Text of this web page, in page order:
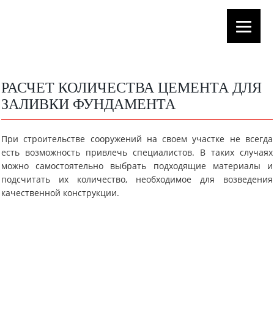
РАСЧЕТ КОЛИЧЕСТВА ЦЕМЕНТА ДЛЯ
ЗАЛИВКИ ФУНДАМЕНТА
При строительстве сооружений на своем участке не всегда
есть возможность привлечь специалистов. В таких случаях
можно самостоятельно выбрать подходящие материалы и
подсчитать их количество, необходимое для возведения
качественной конструкции.